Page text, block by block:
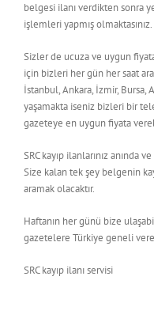
belgesi ilanı verdikten sonra
işlemleri yapmış olmaktasınız.
Sizler de ucuza ve uygun
için bizleri her gün her saat
İstanbul, Ankara, İzmir, Bursa,
yaşamakta iseniz bizleri bir
gazeteye en uygun fiyata
SRC kayıp ilanlarınız anında
Size kalan tek şey belgenin
aramak olacaktır.
Haftanın her günü bize
gazetelere Türkiye geneli
SRC kayıp ilanı servisi